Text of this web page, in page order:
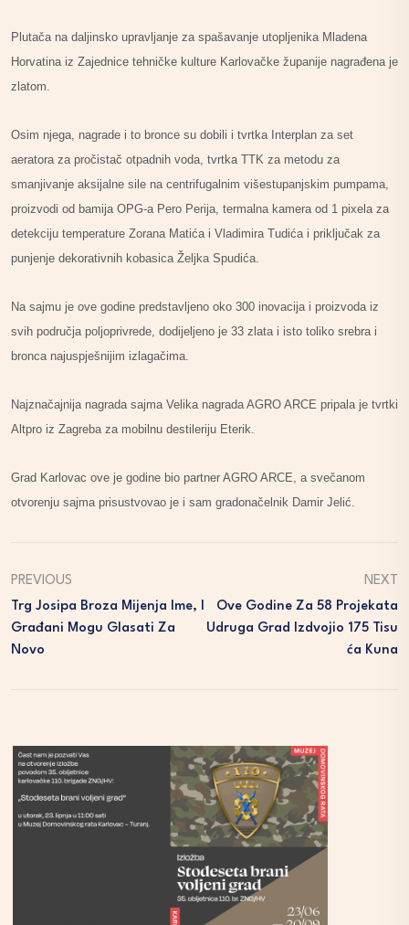
Plutača na daljinsko upravljanje za spašavanje utopljenika Mladena
Horvatina iz Zajednice tehničke kulture Karlovačke županije nagrađena je
zlatom.
Osim njega, nagrade i to bronce su dobili i tvrtka Interplan za set
aeratora za pročistač otpadnih voda, tvrtka TTK za metodu za
smanjivanje aksijalne sile na centrifugalnim višestupanjskim pumpama,
proizvodi od bamija OPG-a Pero Perija, termalna kamera od 1 pixela za
detekciju temperature Zorana Matića i Vladimira Tudića i priključak za
punjenje dekorativnih kobasica Željka Spudića.
Na sajmu je ove godine predstavljeno oko 300 inovacija i proizvoda iz
svih područja poljoprivrede, dodijeljeno je 33 zlata i isto toliko srebra i
bronca najuspješnijim izlagačima.
Najznačajnija nagrada sajma Velika nagrada AGRO ARCE pripala je tvrtki
Altpro iz Zagreba za mobilnu destileriju Eterik.
Grad Karlovac ove je godine bio partner AGRO ARCE, a svečanom
otvorenju sajma prisustvovao je i sam gradonačelnik Damir Jelić.
PREVIOUS
Trg Josipa Broza Mijenja Ime, I
Građani Mogu Glasati Za
Novo
NEXT
Ove Godine Za 58 Projekata
Udruga Grad Izdvojio 175 Tisu
Ća Kuna